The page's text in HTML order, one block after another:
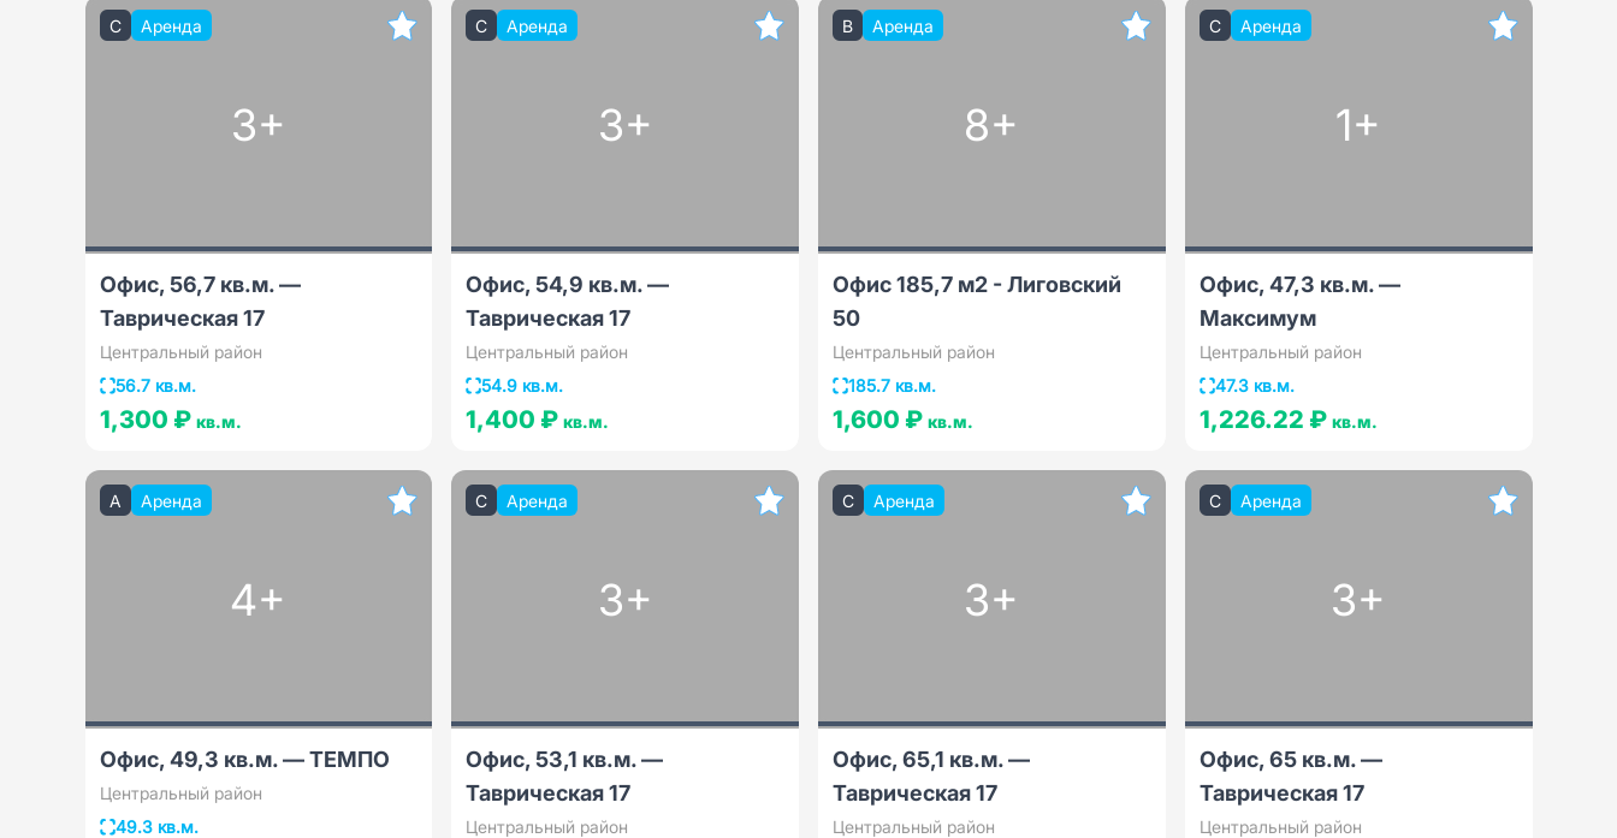
C Аренда
3+
Офис, 56,7 кв.м. —
Таврическая 17
Центральный район
56.7 кв.м.
1,300 ₽ кв.м.
C Аренда
3+
Офис, 54,9 кв.м. —
Таврическая 17
Центральный район
54.9 кв.м.
1,400 ₽кв.м.
B Аренда
8+
Офис 185,7 м2 - Лиговский
50
Центральный район
185.7 кв.м.
1,600 ₽ кв.м.
C Аренда
1+
Офис, 47,3 кв.м. —
Максимум
Центральный район
47.3 кв.м.
1,226.22 ₽ кв.м.
A Аренда
4+
Офис, 49,3 кв.м. — ТЕМПО
Центральный район
49.3 кв.м.
C Аренда
3+
Офис, 53,1 кв.м. —
Таврическая 17
Центральный район
C Аренда
3+
Офис, 65,1 кв.м. —
Таврическая 17
Центральный район
C Аренда
3+
Офис, 65 кв.м. —
Таврическая 17
Центральный район